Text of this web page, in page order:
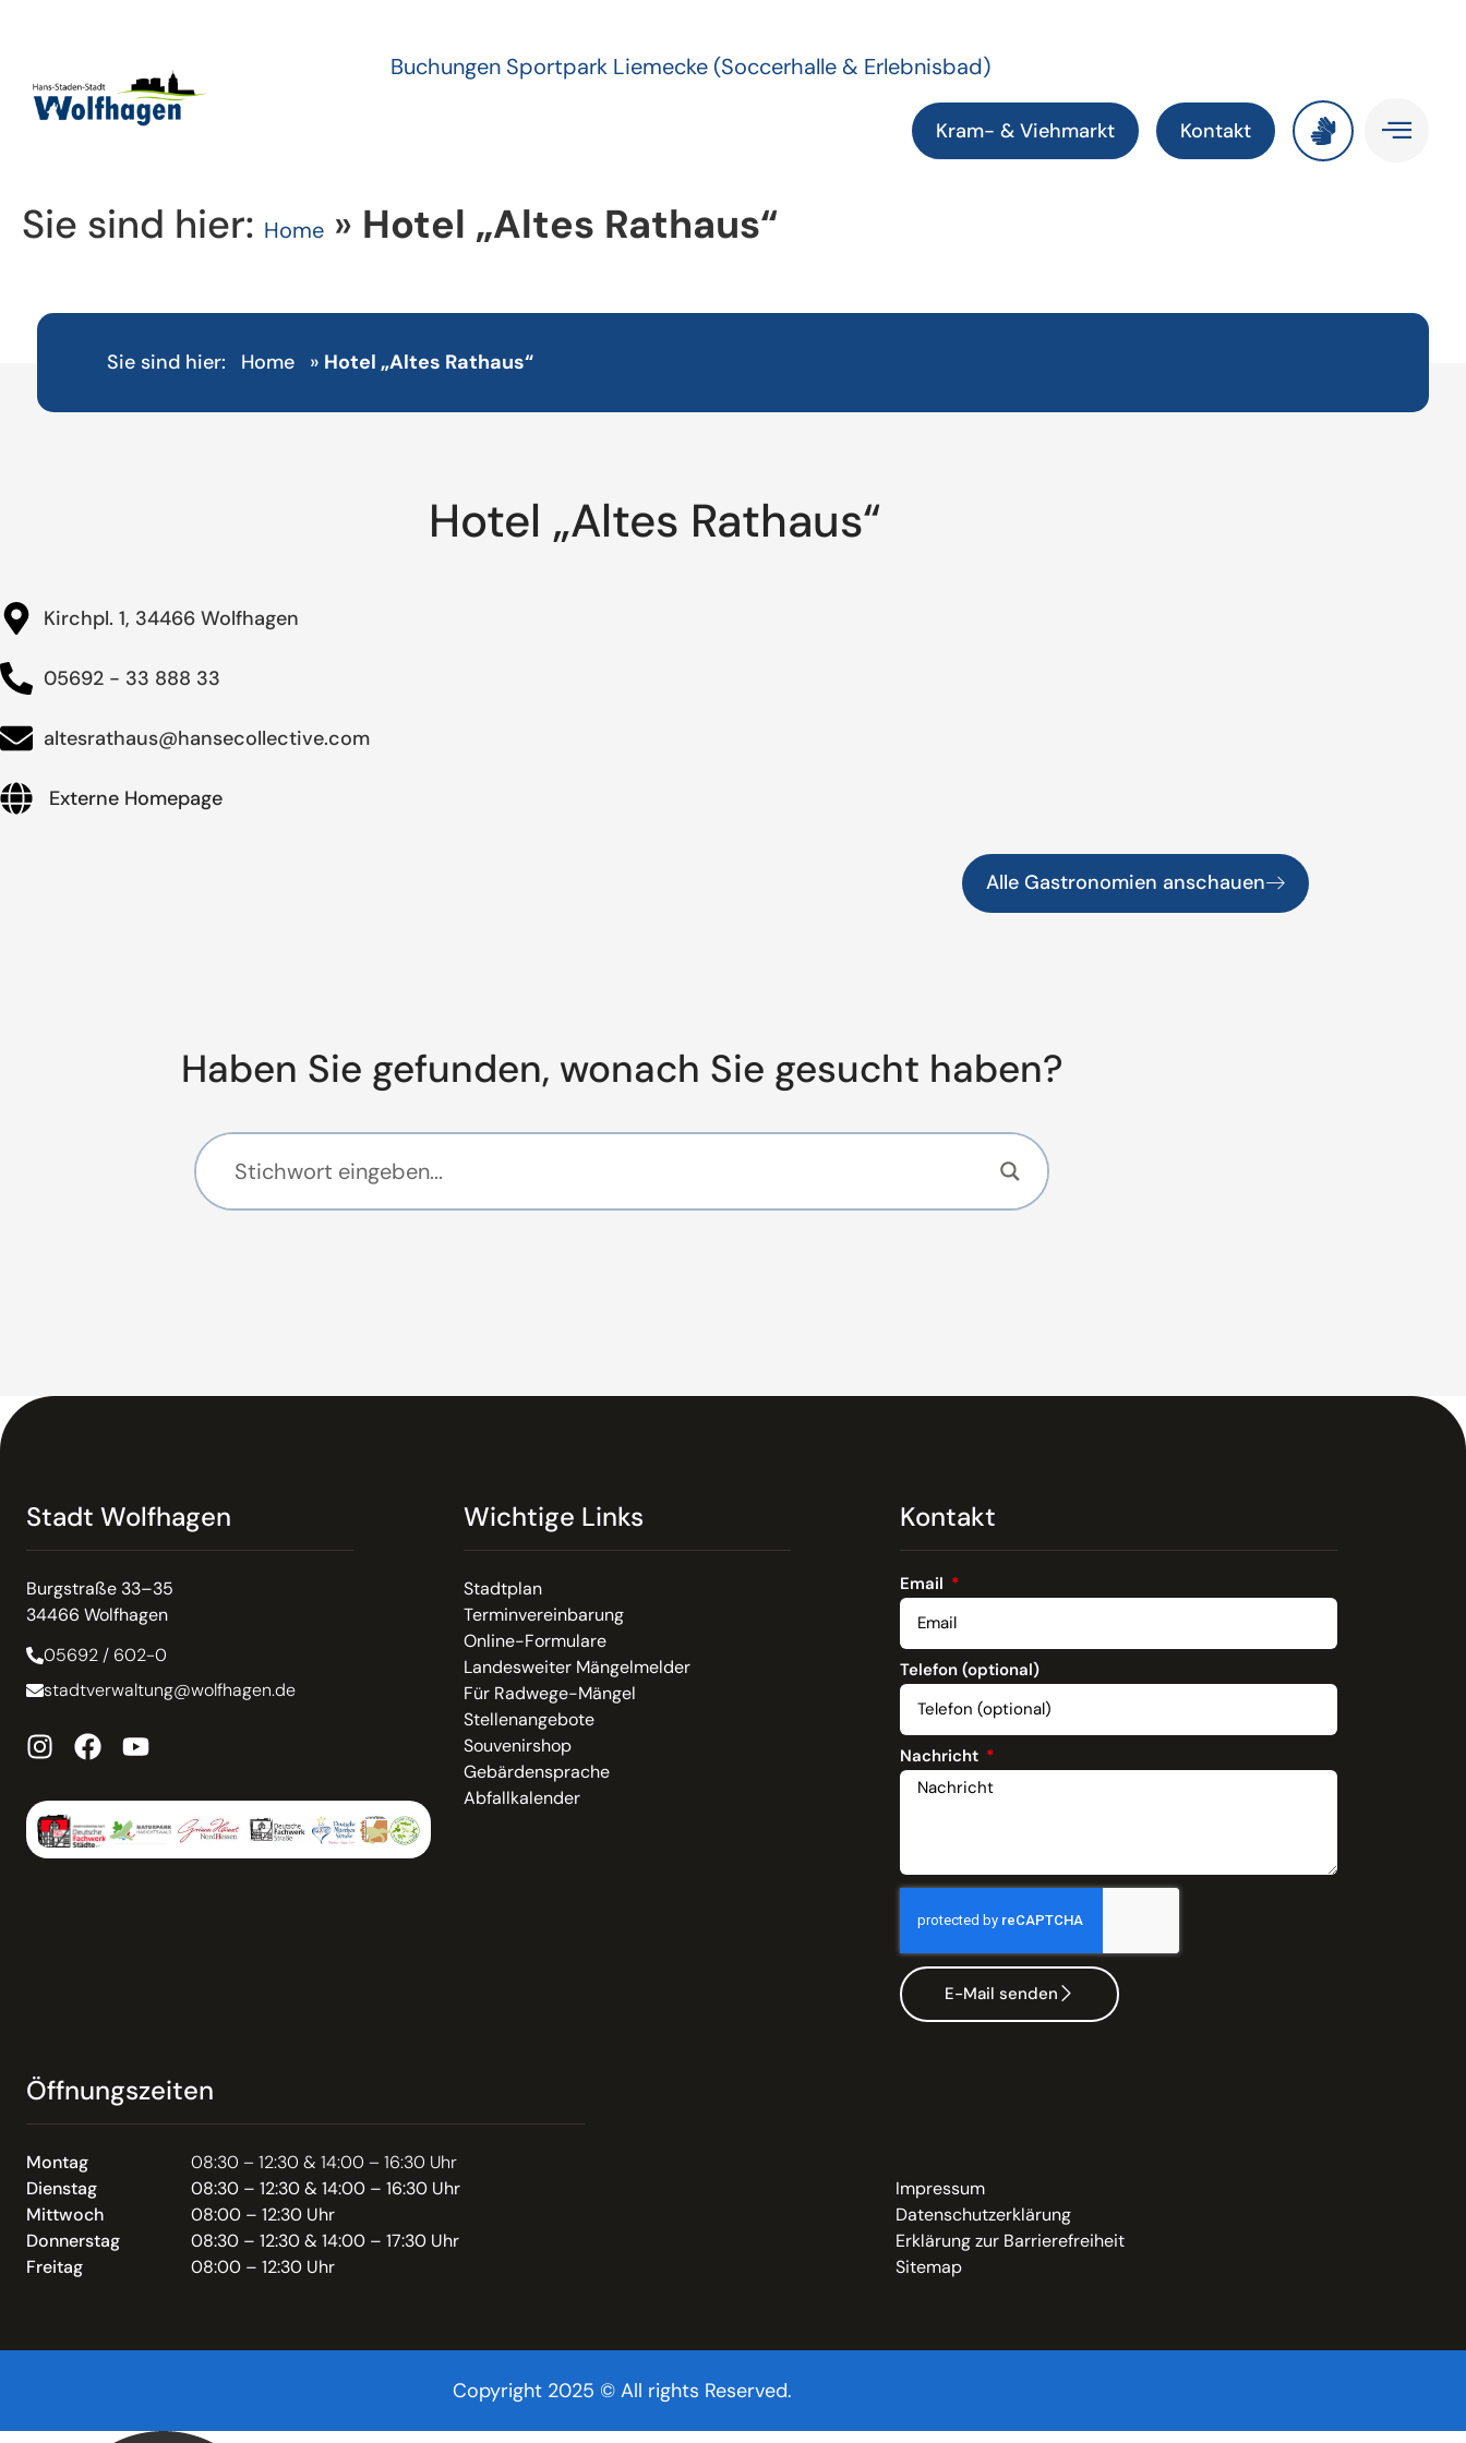
Buchungen Sportpark Liemecke (Soccerhalle & Erlebnisbad)
Kram- & Viehmarkt Kontakt
Sie sind hier: Home » Hotel „Altes Rathaus“
Sie sind hier: Home » Hotel „Altes Rathaus“
Hotel „Altes Rathaus“
Kirchpl. 1, 34466 Wolfhagen
05692 - 33 888 33
altesrathaus@hansecollective.com
Externe Homepage
Alle Gastronomien anschauen
Haben Sie gefunden, wonach Sie gesucht haben?
Stadt Wolfhagen
Burgstraße 33–35
34466 Wolfhagen
05692 / 602-0
stadtverwaltung@wolfhagen.de
Wichtige Links
Stadtplan
Terminvereinbarung
Online-Formulare
Landesweiter Mängelmelder
Für Radwege-Mängel
Stellenangebote
Souvenirshop
Gebärdensprache
Abfallkalender
Kontakt
Email
Telefon (optional)
Nachricht
E-Mail senden
Öffnungszeiten
Montag
08:30 – 12:30 & 14:00 – 16:30 Uhr
Dienstag
08:30 – 12:30 & 14:00 – 16:30 Uhr
Mittwoch
08:00 – 12:30 Uhr
Donnerstag
08:30 – 12:30 & 14:00 – 17:30 Uhr
Freitag
08:00 – 12:30 Uhr
Impressum
Datenschutzerklärung
Erklärung zur Barrierefreiheit
Sitemap
Copyright 2025 © All rights Reserved.